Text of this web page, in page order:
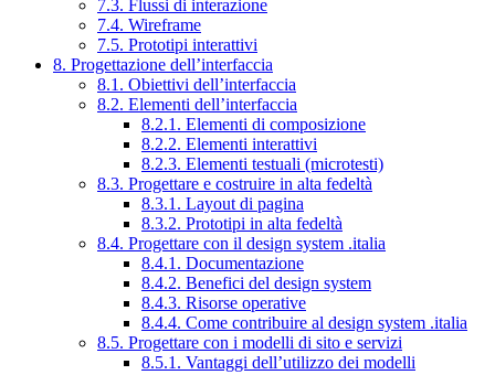
7.3. Flussi di interazione
7.4. Wireframe
7.5. Prototipi interattivi
8. Progettazione dell’interfaccia
8.1. Obiettivi dell’interfaccia
8.2. Elementi dell’interfaccia
8.2.1. Elementi di composizione
8.2.2. Elementi interattivi
8.2.3. Elementi testuali (microtesti)
8.3. Progettare e costruire in alta fedeltà
8.3.1. Layout di pagina
8.3.2. Prototipi in alta fedeltà
8.4. Progettare con il design system .italia
8.4.1. Documentazione
8.4.2. Benefici del design system
8.4.3. Risorse operative
8.4.4. Come contribuire al design system .italia
8.5. Progettare con i modelli di sito e servizi
8.5.1. Vantaggi dell’utilizzo dei modelli